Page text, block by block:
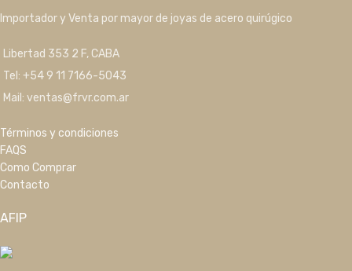
Importador y Venta por mayor de joyas de acero quirúgico
Libertad 353 2 F, CABA
Tel: +54 9 11 7166-5043
Mail: ventas@frvr.com.ar
Términos y condiciones
FAQS
Como Comprar
Contacto
AFIP